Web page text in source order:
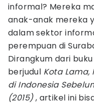
informal? Mereka
anak-anak mereka
dalam sektor
perempuan di
Dirangkum dari
berjudul Kota Lama,
di Indonesia
(2015), artikel ini